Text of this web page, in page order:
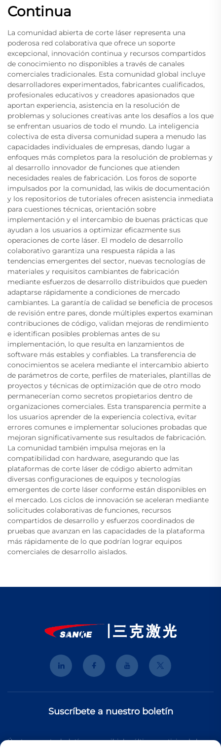
Continua
La comunidad abierta de corte láser representa una
poderosa red colaborativa que ofrece un soporte
excepcional, innovación continua y recursos compartidos
de conocimiento no disponibles a través de canales
comerciales tradicionales. Esta comunidad global incluye
desarrolladores experimentados, fabricantes cualificados,
profesionales educativos y creadores apasionados que
aportan experiencia, asistencia en la resolución de
problemas y soluciones creativas ante los desafíos a los que
se enfrentan usuarios de todo el mundo. La inteligencia
colectiva de esta diversa comunidad supera a menudo las
capacidades individuales de empresas, dando lugar a
enfoques más completos para la resolución de problemas y
al desarrollo innovador de funciones que atienden
necesidades reales de fabricación. Los foros de soporte
impulsados por la comunidad, las wikis de documentación
y los repositorios de tutoriales ofrecen asistencia inmediata
para cuestiones técnicas, orientación sobre
implementación y el intercambio de buenas prácticas que
ayudan a los usuarios a optimizar eficazmente sus
operaciones de corte láser. El modelo de desarrollo
colaborativo garantiza una respuesta rápida a las
tendencias emergentes del sector, nuevas tecnologías de
materiales y requisitos cambiantes de fabricación
mediante esfuerzos de desarrollo distribuidos que pueden
adaptarse rápidamente a condiciones de mercado
cambiantes. La garantía de calidad se beneficia de procesos
de revisión entre pares, donde múltiples expertos examinan
contribuciones de código, validan mejoras de rendimiento
e identifican posibles problemas antes de su
implementación, lo que resulta en lanzamientos de
software más estables y confiables. La transferencia de
conocimientos se acelera mediante el intercambio abierto
de parámetros de corte, perfiles de materiales, plantillas de
proyectos y técnicas de optimización que de otro modo
permanecerían como secretos propietarios dentro de
organizaciones comerciales. Esta transparencia permite a
los usuarios aprender de la experiencia colectiva, evitar
errores comunes e implementar soluciones probadas que
mejoran significativamente sus resultados de fabricación.
La comunidad también impulsa mejoras en la
compatibilidad con hardware, asegurando que las
plataformas de corte láser de código abierto admitan
diversas configuraciones de equipos y tecnologías
emergentes de corte láser conforme están disponibles en
el mercado. Los ciclos de innovación se aceleran mediante
solicitudes colaborativas de funciones, recursos
compartidos de desarrollo y esfuerzos coordinados de
pruebas que avanzan en las capacidades de la plataforma
más rápidamente de lo que podrían lograr equipos
comerciales de desarrollo aislados.
Suscríbete a nuestro boletín
Únete a nuestro boletín para recibir las últimas noticias de la